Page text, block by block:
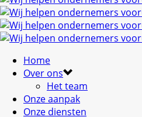
Home
Over ons
Het team
Onze aanpak
Onze diensten